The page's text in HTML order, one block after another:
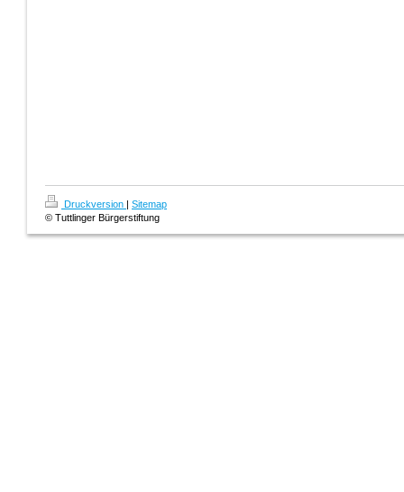
Druckversion | Sitemap
© Tuttlinger Bürgerstiftung